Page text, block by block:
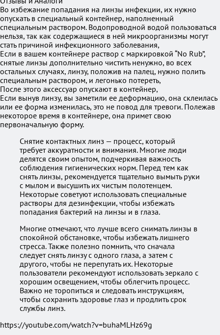
Во избежание попадания на линзы инфекции, их нужно
опускать в специальный контейнер, наполненный
специальным раствором. Водопроводной водой пользоваться
нельзя, так как содержащиеся в ней микроорганизмы могут
стать причиной инфекционного заболевания,
Если в вашем контейнере раствор с маркировкой “No Rub”,
снятые линзы дополнительно чистить ненужно, во всех
остальных случаях, линзу, положив на палец, нужно полить
специальным раствором, и легонько потереть,
После этого аксессуар опускают в контейнер,
Если вынув линзу, вы заметили ее деформацию, она склеилась
или ее форма изменилась, это не повод для тревоги. Полежав
некоторое время в контейнере, она примет свою
первоначальную форму.
Снятие контактных линз — процесс, который
требует аккуратности и внимания. Многие люди
делятся своим опытом, подчеркивая важность
соблюдения гигиенических норм. Перед тем как
снять линзы, рекомендуется тщательно вымыть руки
с мылом и высушить их чистым полотенцем.
Некоторые советуют использовать специальные
растворы для дезинфекции, чтобы избежать
попадания бактерий на линзы и в глаза.
Многие отмечают, что лучше всего снимать линзы в
спокойной обстановке, чтобы избежать лишнего
стресса. Также полезно помнить, что сначала
следует снять линзу с одного глаза, а затем с
другого, чтобы не перепутать их. Некоторые
пользователи рекомендуют использовать зеркало с
хорошим освещением, чтобы облегчить процесс.
Важно не торопиться и следовать инструкциям,
чтобы сохранить здоровье глаз и продлить срок
службы линз.
https://youtube.com/watch?v=buhaMLHz69g